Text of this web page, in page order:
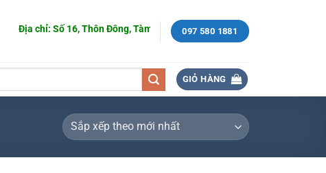
Địa chỉ: Số 16, Thôn Đông, Tàm Xá, Đông Anh, Hà Nội.
097 580 1881
GIỎ HÀNG